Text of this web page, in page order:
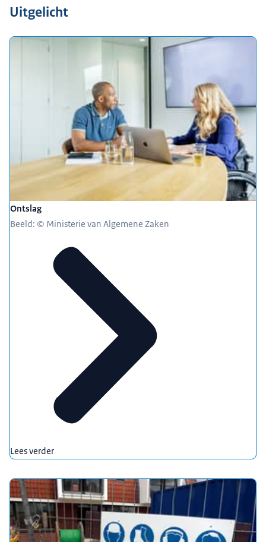
Uitgelicht
Ontslag
Beeld: © Ministerie van Algemene Zaken
Lees verder